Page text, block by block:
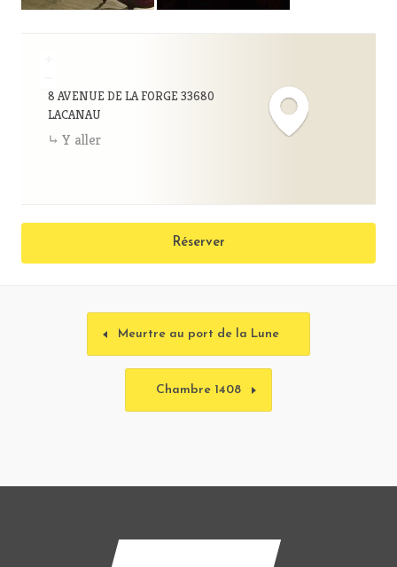
8 AVENUE DE LA FORGE 33680
LACANAU
Y aller
Réserver
Meurtre au port de la Lune
Chambre 1408